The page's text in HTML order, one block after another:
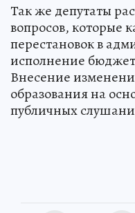
Так же депутаты
вопросов, которые
перестановок в
исполнение
Внесение
образования на
публичных